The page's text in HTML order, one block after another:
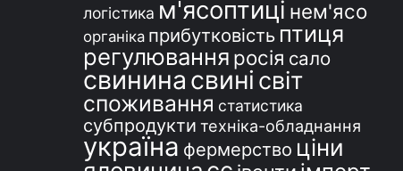
логістика м'ясоптиці нем'ясо
органіка прибутковість птиця
регулювання росія сало
свинина свині світ
споживання статистика
субпродукти техніка-обладнання
україна фермерство ціни